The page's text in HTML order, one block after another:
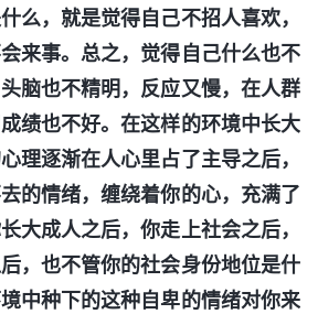
么，就是觉得自己不招人喜欢，
来事。总之，觉得自己什么也不
脑也不精明，反应又慢，在人群
绩也不好。在这样的环境中长大
理逐渐在人心里占了主导之后，
的情绪，缠绕着你的心，充满了
大成人之后，你走上社会之后，
，也不管你的社会身份地位是什
中种下的这种自卑的情绪对你来